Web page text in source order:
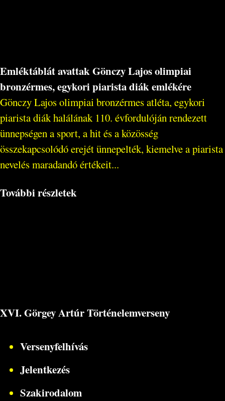
Emléktáblát avattak Gönczy Lajos olimpiai
bronzérmes, egykori piarista diák emlékére
Gönczy Lajos olimpiai bronzérmes atléta, egykori
piarista diák halálának 110. évfordulóján rendezett
ünnepségen a sport, a hit és a közösség
összekapcsolódó erejét ünnepelték, kiemelve a piarista
nevelés maradandó értékeit...
További részletek
XVI. Görgey Artúr Történelemverseny
Versenyfelhívás
Jelentkezés
Szakirodalom